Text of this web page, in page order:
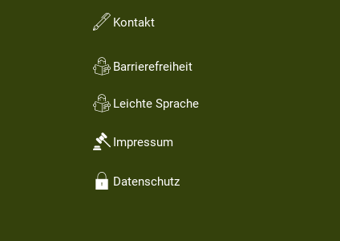
Kontakt
Barrierefreiheit
Leichte Sprache
Impressum
Datenschutz